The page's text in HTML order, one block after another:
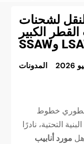
لشحنات
القطر الكبير
المدونات
ومطوري خطوط
التحتية، نادرًا
مورد أنابيب